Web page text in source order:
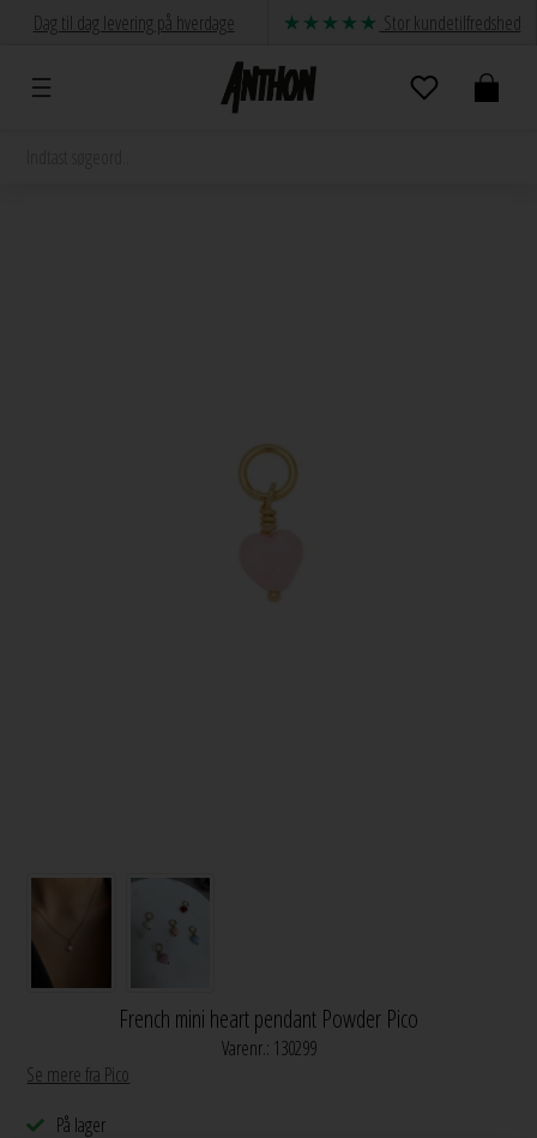
Dag til dag levering på hverdage Stor kundetilfredshed
French mini heart pendant Powder Pico
Varenr.: 130299
Se mere fra Pico
På lager